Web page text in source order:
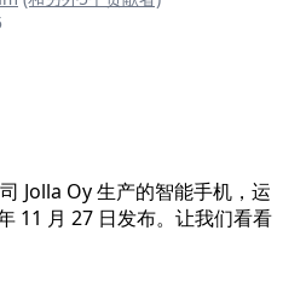
Jolla Oy 生产的智能手机，运
11 月 27 日发布。让我们看看